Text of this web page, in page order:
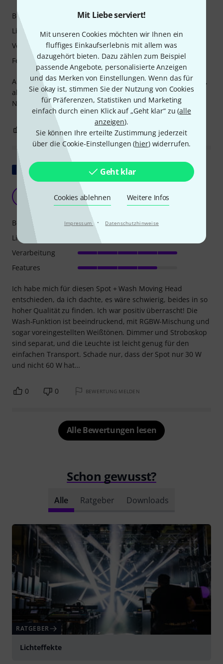
Mit Liebe serviert!
Mit unseren Cookies möchten wir Ihnen ein
fluffiges Einkaufserlebnis mit allem was
dazugehört bieten. Dazu zählen zum Beispiel
passende Angebote, personalisierte Anzeigen
und das Merken von Einstellungen. Wenn das für
Sie okay ist, stimmen Sie der Nutzung von Cookies
für Präferenzen, Statistiken und Marketing
einfach durch einen Klick auf „Geht klar“ zu (alle
anzeigen).
Sie können Ihre erteilte Zustimmung jederzeit
über die Cookie-Einstellungen (hier) widerrufen.
Geht klar
Cookies ablehnen Weitere Infos
Impressum · Datenschutzhinweise
Alles ist super: leise, starke Beleuchtung, geringes Gewicht,
aber die Neigung beträgt nicht 270 Grad. Der tatsächliche
Neigungsgrad beträgt etwa 190 Grad.
Betriebsgeräusch
Lichtausbeute
Verarbeitung
Features
BEWERTUNG MELDEN
Angenehme Überraschung
Elliotb 08.08.2018
Ich habe mich für diesen Spot + Wash Moving Head
entschieden, da ich dachte, es wäre schwierig, beides in so
hoher Qualität zu finden. Ich war positiv überrascht! Die
Wash-Funktion ist beeindruckend, mit RGBW-Mischung und
sogar voreingestellten Weißtönen. Dimmer und Stroboskop
sind separat, und die Leuchte ist leicht genug für den
einfachen Transport. Schade nur, dass der Spot nur 30 W
und nicht 60 W hat…
Betriebsgeräusch
Lichtausbeute
Verarbeitung
Features
0 0 BEWERTUNG MELDEN
Alle Bewertungen lesen
Schon gewusst?
Alle Ratgeber Downloads
RATGEBER
Lichteffekte